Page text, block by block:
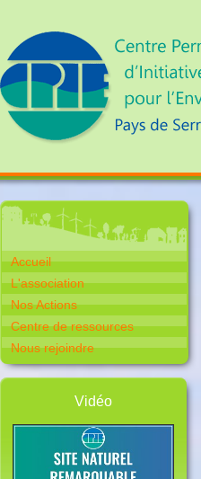
Accueil
L'association
Nos Actions
Centre de ressources
Nous rejoindre
Vidéo